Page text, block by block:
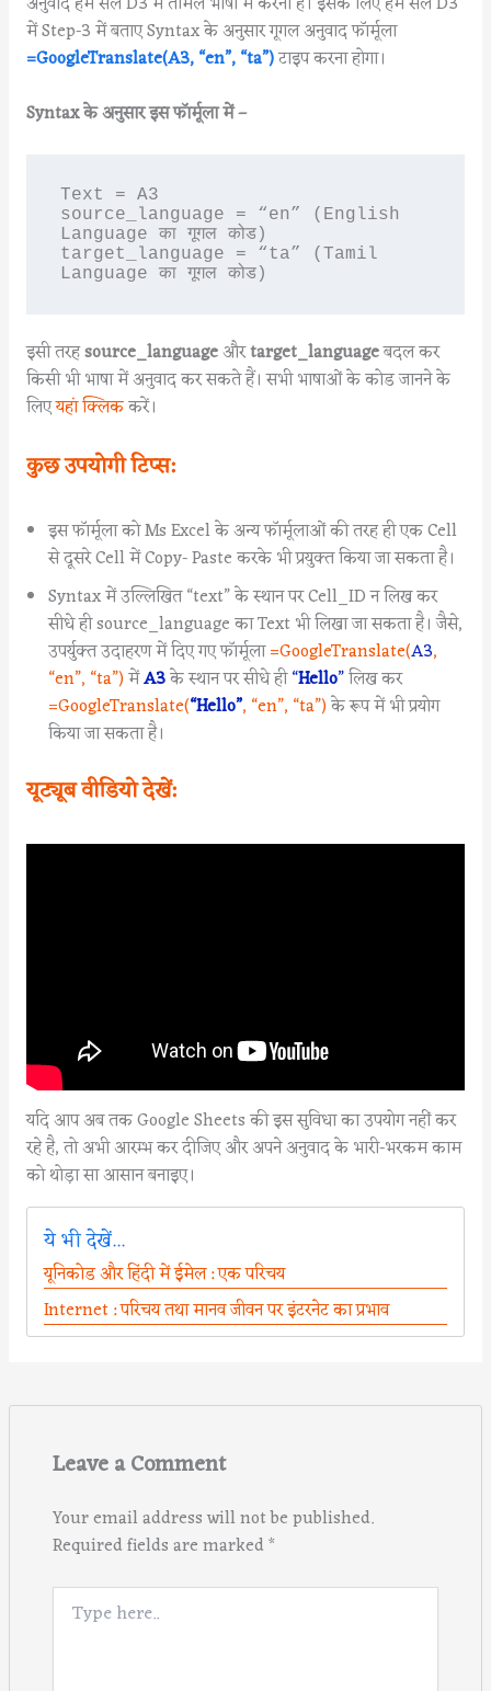
में Step-3 में बताए Syntax के अनुसार गूगल अनुवाद फॉर्मूला
=GoogleTranslate(A3, “en”, “ta”)टाइप करना होगा।
Syntax के अनुसार इस फॉर्मूला में –
Text = A3
source_language = “en” (English
Language का गूगल कोड)
target_language = “ta” (Tamil
Language का गूगल कोड)
इसी तरहsource_languageऔरtarget_languageबदल कर
किसी भी भाषा में अनुवाद कर सकते हैं। सभी भाषाओं के कोड जानने के
लिएयहां क्लिककरें।
कुछ उपयोगी टिप्स:
इस फॉर्मूला को Ms Excel के अन्य फॉर्मूलाओं की तरह ही एक Cell
से दूसरे Cell में Copy- Paste करके भी प्रयुक्त किया जा सकता है।
Syntax में उल्लिखित “text” के स्थान पर Cell_ID न लिख कर
सीधे ही source_language का Text भी लिखा जा सकता है। जैसे,
उपर्युक्त उदाहरण में दिए गए फॉर्मूला=GoogleTranslate(A3,
“en”, “ta”)मेंA3के स्थान पर सीधे ही“Hello”लिख कर
=GoogleTranslate(“Hello”, “en”, “ta”)के रूप में भी प्रयोग
किया जा सकता है।
यूट्यूब वीडियो देखें:
यदि आप अब तक Google Sheets की इस सुविधा का उपयोग नहीं कर
रहे है, तो अभी आरम्भ कर दीजिए और अपने अनुवाद के भारी-भरकम काम
को थोड़ा सा आसान बनाइए।
ये भी देखें...
यूनिकोड और हिंदी में ईमेल : एक परिचय
Internet : परिचय तथा मानव जीवन पर इंटरनेट का प्रभाव
Leave a Comment
Your email address will not be published.
Required fields are marked*
Type
here..